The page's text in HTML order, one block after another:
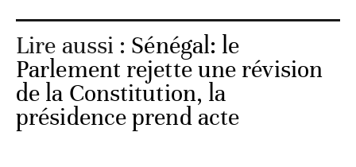
Lire aussi : Sénégal: le
Parlement rejette une révision
de la Constitution, la
présidence prend acte